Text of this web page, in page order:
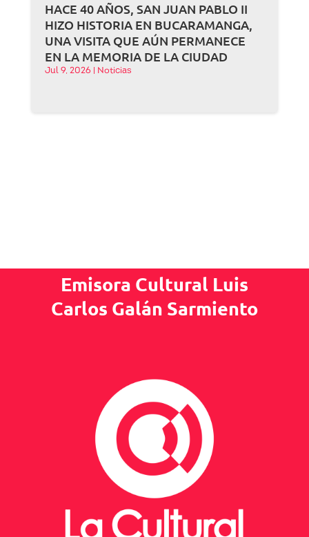
HACE 40 AÑOS, SAN JUAN PABLO II
HIZO HISTORIA EN BUCARAMANGA,
UNA VISITA QUE AÚN PERMANECE
EN LA MEMORIA DE LA CIUDAD
Jul 9, 2026 Noticias
Emisora Cultural Luis
Carlos Galán Sarmiento